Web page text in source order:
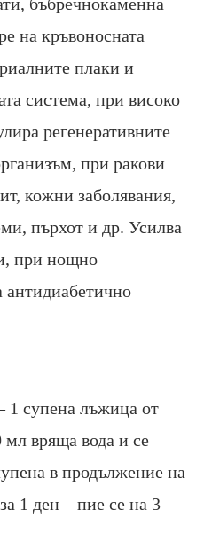
на кръвоносната
плаки и
система, при високо
регенеративните
при ракови
кожни заболявания,
пърхот и др. Усилва
при нощно
антидиабетично
1 супена лъжица от
мл вряща вода и се
в продължение на
1 ден – пие се на 3